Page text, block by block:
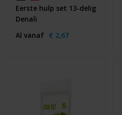
Eerste hulp set 13-delig
Denali
Al vanaf € 2,67